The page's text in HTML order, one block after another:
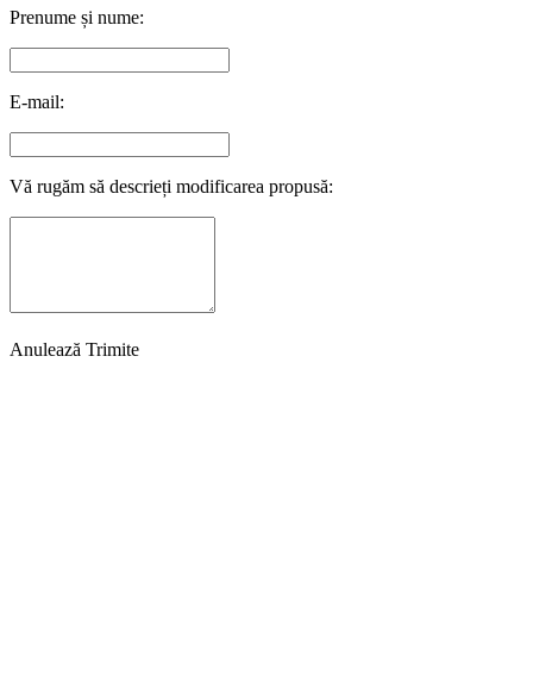
Prenume și nume:
E-mail:
Vă rugăm să descrieți modificarea propusă:
Anulează Trimite